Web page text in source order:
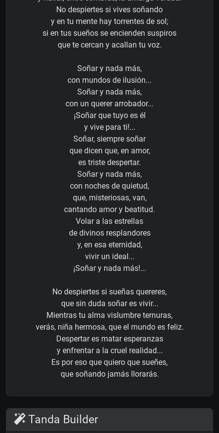
No despiertes si vives soñando
y en tu mente hay torrentes de sol;
si en tus sueños se encienden suspiros
que te cercan y acallan tu voz.
Soñar y nada más,
con mundos de ilusión...
Soñar y nada más,
con un querer arrobador...
¡Soñar que tuyo es él
y vive para ti!...
Soñar, siempre soñar
que dicen que, en amor,
es triste despertar.
Soñar y nada más,
con noches de quietud,
que, misteriosas, van,
cantando amor y beatitud.
Volar a las estrellas
de divinos resplandores
y, en esa eternidad,
vivir un ideal...
¡Soñar y nada más!...
No despiertes si sueñas quereres,
que sin duda soñar es vivir...
Mientras tu alma vislumbre ternuras,
verás, niña hermosa, que el mundo es feliz.
Despertar es matar esperanzas
y enfrentar a la cruel realidad...
Es por eso que quiero que sueñes,
que soñando jamás llorarás.
Tanda Builder